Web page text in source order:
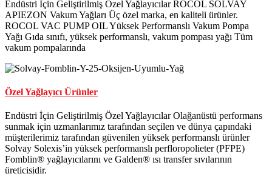
Endüstri İçin Geliştirilmiş Özel Yağlayıcılar ROCOL SOLVAY
APIEZON Vakum Yağları Üç özel marka, en kaliteli ürünler.
ROCOL VAC PUMP OIL Yüksek Performanslı Vakum Pompa
Yağı Gıda sınıfı, yüksek performanslı, vakum pompası yağı Tüm
vakum pompalarında
Özel Yağlayıcı Ürünler
Endüstri İçin Geliştirilmiş Özel Yağlayıcılar Olağanüstü performans
sunmak için uzmanlarımız tarafından seçilen ve dünya çapındaki
müşterilerimiz tarafından güvenilen yüksek performanslı ürünler
Solvay Solexis’in yüksek performanslı perfloropolieter (PFPE)
Fomblin® yağlayıcılarını ve Galden® ısı transfer sıvılarının
üreticisidir.